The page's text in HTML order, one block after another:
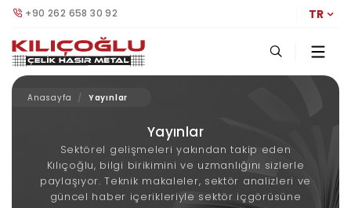
+90 262 658 30 92 TR
Yayınlar
Sektörel gelişmeleri yakından takip eden
Kılıçoğlu, bilgi birikimini ve uzmanlığını sizlerle
paylaşıyor. Teknik makaleler, sektör analizleri ve
güncel haber içerikleriyle sektör içgörüsüne
Anasayfa Yayınlar